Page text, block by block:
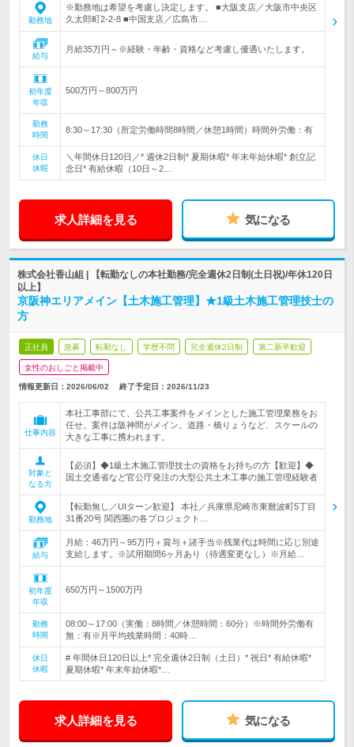
勤務地
※勤務地は希望を考慮し決定します。 ■大阪支店／大阪市中央区
久太郎町2-2-8 ■中国支店／広島市…
給与
月給35万円～※経験・年齢・資格など考慮し優遇いたします。
初年度
年収
500万円～800万円
勤務
時間
8:30～17:30（所定労働時間8時間／休憩1時間）時間外労働：有
休日
休暇
＼年間休日120日／* 週休2日制* 夏期休暇* 年末年始休暇* 創立記
念日* 有給休暇（10日～2…
求人詳細を見る 気になる
株式会社香山組 | 【転勤なしの本社勤務/完全週休2日制(土日祝)/年休120日
以上】
京阪神エリアメイン【土木施工管理】★1級土木施工管理技士の
方
正社員 急募 転勤なし 学歴不問 完全週休2日制 第二新卒歓迎
女性のおしごと掲載中
情報更新日：2026/06/02 終了予定日： 2026/11/23
仕事内容
本社工事部にて、公共工事案件をメインとした施工管理業務をお
任せ。案件は阪神間がメイン。道路・橋りょうなど、スケールの
大きな工事に携われます。
対象と
なる方
【必須】◆1級土木施工管理技士の資格をお持ちの方【歓迎】◆
国土交通省など官公庁発注の大型公共土木工事の施工管理経験者
勤務地
【転勤無し／UIターン歓迎】 本社／兵庫県尼崎市東難波町5丁目
31番20号 関西圏の各プロジェクト…
給与
月給：46万円～95万円＋賞与＋諸手当※残業代は時間に応じ別途
支給します。※試用期間6ヶ月あり（待遇変更なし）※月給…
初年度
年収
650万円～1500万円
勤務
時間
08:00～17:00（実働：8時間／休憩時間：60分）※時間外労働有
無：有※月平均残業時間：40時…
休日
休暇
# 年間休日120日以上* 完全週休2日制（土日）* 祝日* 有給休暇*
夏期休暇* 年末年始休暇*…
求人詳細を見る 気になる